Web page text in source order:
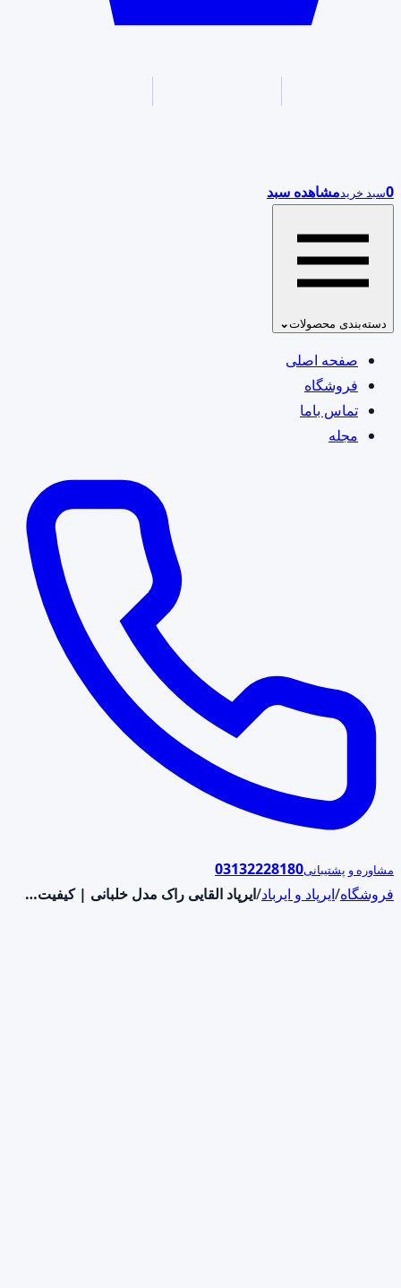
0سبد خریدمشاهده سبد
دسته‌بندی محصولات⌄
صفحه اصلی
فروشگاه
تماس باما
مجله
مشاوره و پشتیبانی03132228180
فروشگاه/ایرپاد و ایرباد/ایرپاد القایی راک مدل خلبانی | کیفیت…